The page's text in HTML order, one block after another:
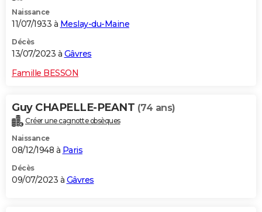
Naissance
11/07/1933 à Meslay-du-Maine
Décès
13/07/2023 à Gâvres
Famille BESSON
Guy CHAPELLE-PEANT (74 ans)
Créer une cagnotte obsèques
Naissance
08/12/1948 à Paris
Décès
09/07/2023 à Gâvres